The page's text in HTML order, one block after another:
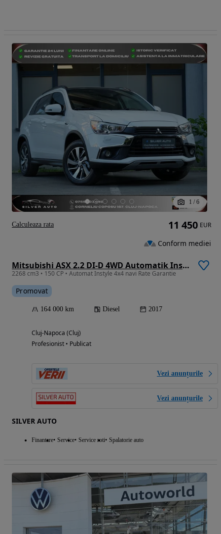
1 / 6
Mitsubishi ASX 2.2 DI-D 4WD Automatik Instyle
2268 cm3 • 150 CP • Automat Instyle 4x4 navi Rate Garantie
Promovat
164 000 km Diesel 2017
Cluj-Napoca (Cluj)
Profesionist • Publicat
Vezi anunțurile
Vezi anunțurile
SILVER AUTO
Finantare Service Service roti Spalatorie auto
11 450 EUR
Conform mediei
Calculeaza rata